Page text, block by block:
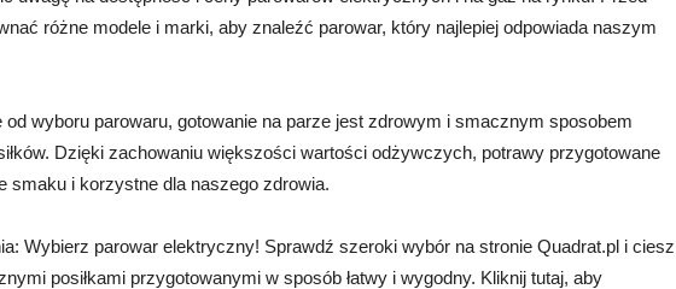
różne modele i marki, aby znaleźć parowar, który najlepiej odpowiada naszym
od wyboru parowaru, gotowanie na parze jest zdrowym i smacznym sposobem
Dzięki zachowaniu większości wartości odżywczych, potrawy przygotowane
smaku i korzystne dla naszego zdrowia.
Wybierz parowar elektryczny! Sprawdź szeroki wybór na stronie Quadrat.pl i ciesz
posiłkami przygotowanymi w sposób łatwy i wygodny. Kliknij tutaj, aby